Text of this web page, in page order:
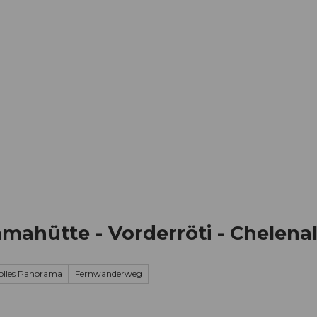
- Vorderröti -
Panorama Fernwanderweg